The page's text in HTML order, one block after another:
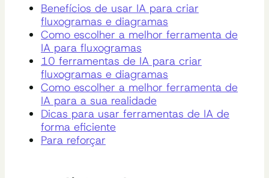
Benefícios de usar IA para criar
fluxogramas e diagramas
Como escolher a melhor ferramenta de
IA para fluxogramas
10 ferramentas de IA para criar
fluxogramas e diagramas
Como escolher a melhor ferramenta de
IA para a sua realidade
Dicas para usar ferramentas de IA de
forma eficiente
Para reforçar